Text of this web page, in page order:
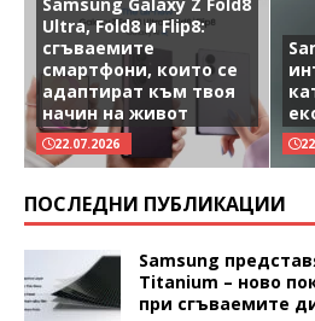
Ultra, Fold8 и Flip8:
сгъваемите
смартфони, които се
адаптират към твоя
начин на живот
22.07.2026
ПОСЛЕДНИ ПУБЛИКАЦИИ
Samsung
Titanium – ново
при сгъваемите